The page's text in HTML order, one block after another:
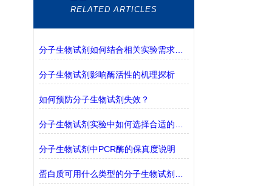
RELATED ARTICLES
分子生物试剂如何结合相关实验需求进行选择？
分子生物试剂影响酶活性的机理探析
如何预防分子生物试剂失效？
分子生物试剂中PCR酶的保真度说明